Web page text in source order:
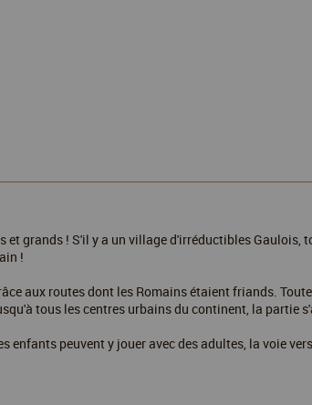
grands ! S'il y a un village d'irréductibles
!
aux routes dont les Romains étaient friands.
tous les centres urbains du continent, la partie
enfants peuvent y jouer avec des adultes, la voie